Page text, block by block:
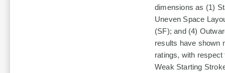
dimensions as (1)
Uneven Space
(SF); and (4)
results have shown
ratings, with
Weak Starting